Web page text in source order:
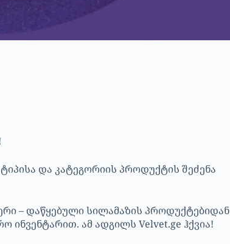
და კატეგორიის პროდუქტის შეძენა
– დაწყებული სილამაზის პროდუქტებიდან
ინვენტარით. ამ ადგილს Velvet.ge ჰქვია!